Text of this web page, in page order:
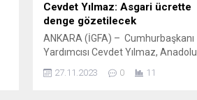
Cevdet Yılmaz: Asgari ücrette
denge gözetilecek
ANKARA (İGFA) – Cumhurbaşkanı
Yardımcısı Cevdet Yılmaz, Anadolu
Yayıncılar Federasyonu’nun
düzenlediği organizasyonda
27.11.2023 0 11